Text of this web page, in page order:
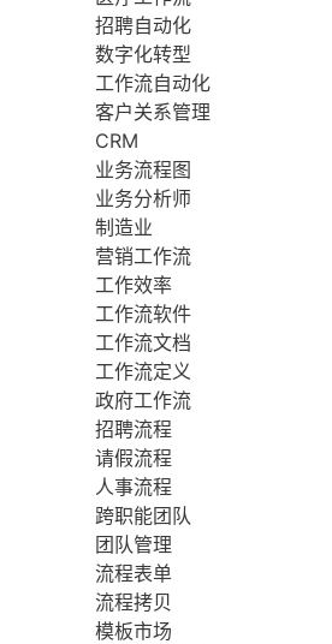
招聘自动化
数字化转型
工作流自动化
客户关系管理
CRM
业务流程图
业务分析师
制造业
营销工作流
工作效率
工作流软件
工作流文档
工作流定义
政府工作流
招聘流程
请假流程
人事流程
跨职能团队
团队管理
流程表单
流程拷贝
模板市场